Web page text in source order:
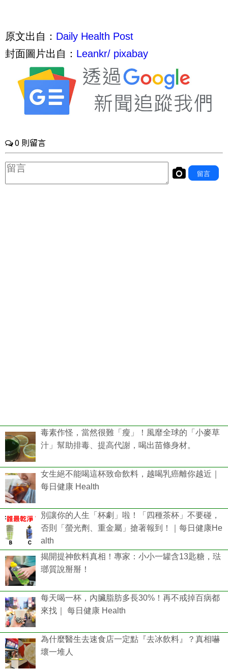
原文出自： Daily Health Post
封面圖片出自： Leankr/ pixabay
毒素作怪，當然很難「瘦」！風靡全球的「小麥草
汁」幫助排毒、提高代謝，喝出苗條身材。
女生絕不能喝這杯致命飲料，越喝乳癌離你越近｜
每日健康 Health
別讓你的人生「杯劇」啦！「四種茶杯」不要碰，
否則「螢光劑、重金屬」搶著報到！｜每日健康He
alth
揭開提神飲料真相！專家：小小一罐含13匙糖，琺
瑯質說掰掰！
每天喝一杯，內臟脂肪多長30%！再不戒掉百病都
來找｜ 每日健康 Health
為什麼醫生去速食店一定點『去冰飲料』？真相嚇
壞一堆人